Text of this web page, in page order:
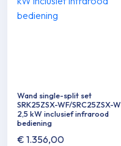
Wand single-split set
SRK25ZSX-WF/SRC25ZSX-W
2,5 kW inclusief infrarood
bediening
€ 1.356,00